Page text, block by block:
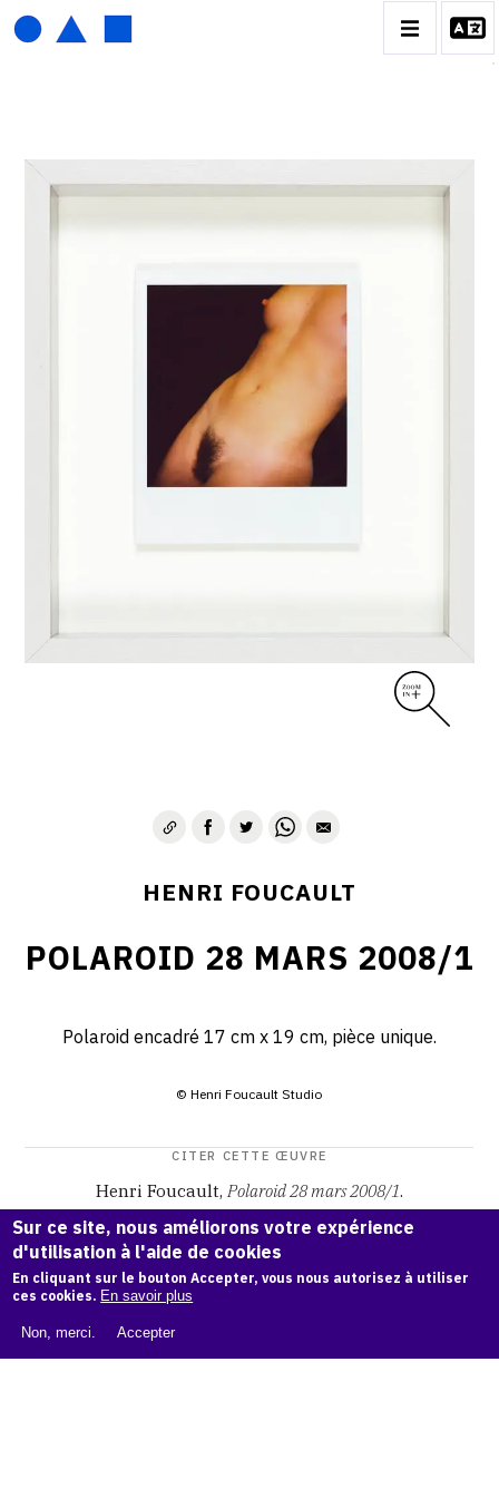
HENRI FOUCAULT
CATALOGUE DES OEUVRES
01_SCULPTURE
02_PHOTOGRAPHIQUE
03_COLLAGES
04_DESSINS
05_MONOTYPE
06_ARCHIVES
HENRI FOUCAULT
POLAROID 28 MARS 2008/1
Polaroid encadré 17 cm x 19 cm, pièce unique.
© Henri Foucault Studio
CITER CETTE ŒUVRE
Henri Foucault, Polaroid 28 mars 2008/1.
Catalogue raisonné Henri Foucault
ark:38997/o16f
gz
COPIER LA CITATION
Demande d'information
Sur ce site, nous améliorons votre expérience
d'utilisation à l'aide de cookies
En cliquant sur le bouton Accepter, vous nous autorisez à utiliser
ces cookies. En savoir plus
Non, merci. Accepter